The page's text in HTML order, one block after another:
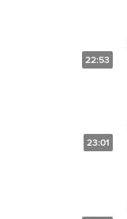
22:53
23:01